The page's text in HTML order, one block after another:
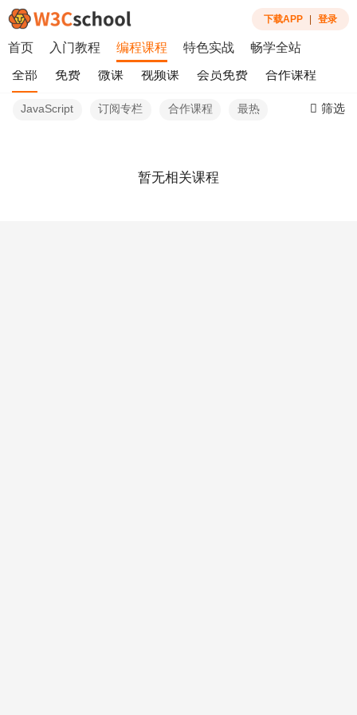
下载APP 登录
首页 入门教程 编程课程 特色实战 畅学全站
全部 免费 微课 视频课 会员免费 合作课程
JavaScript 订阅专栏 合作课程 最热 筛选
暂无相关课程